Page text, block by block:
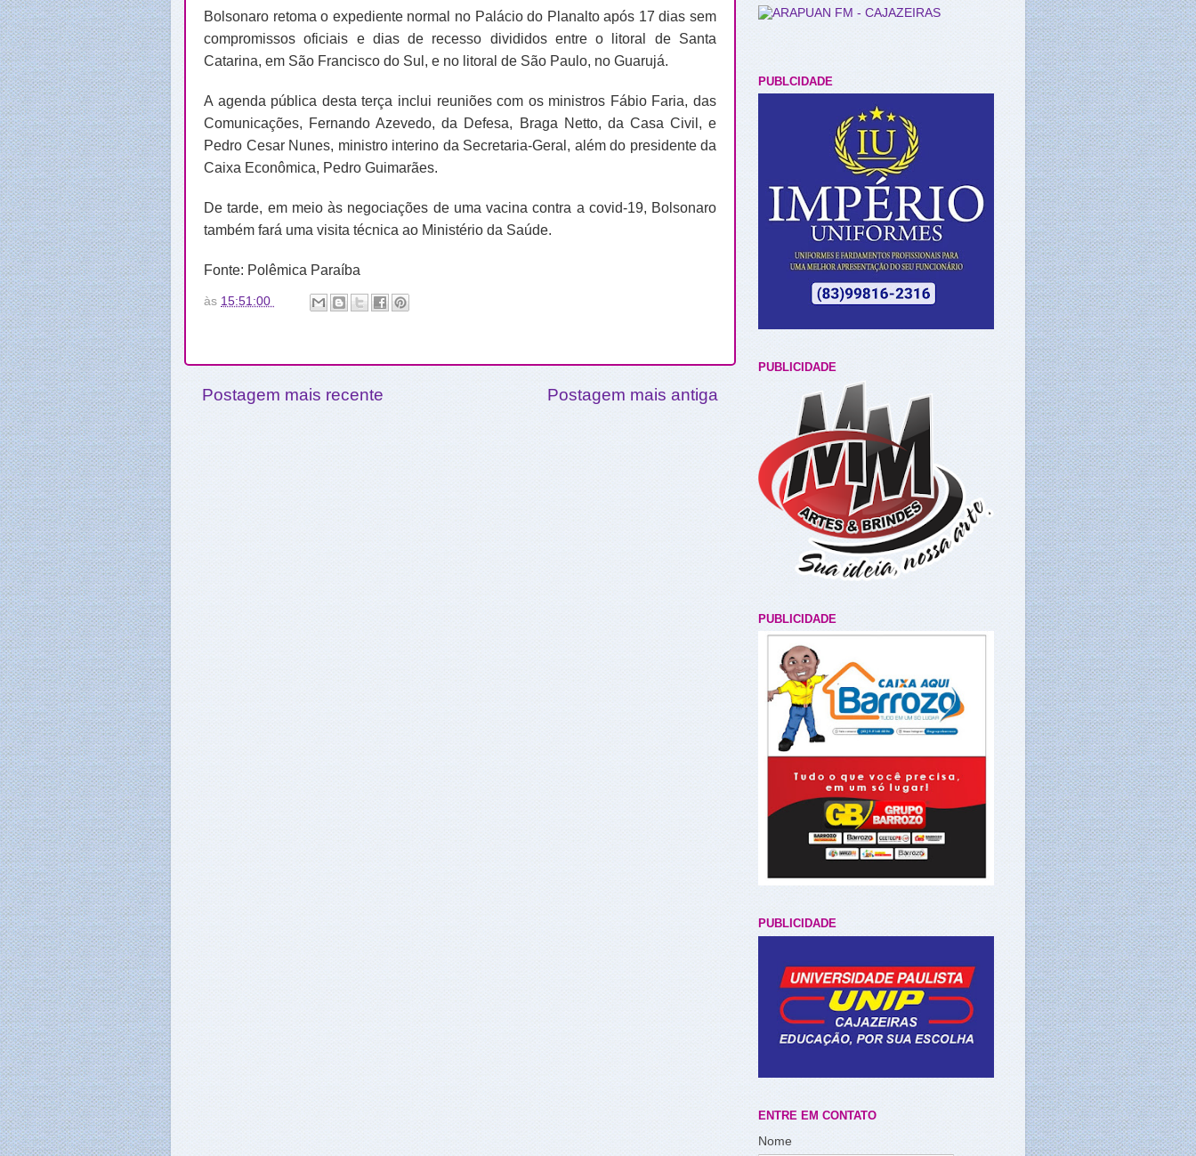
Bolsonaro retoma o expediente normal no Palácio do Planalto após 17 dias sem
compromissos oficiais e dias de recesso divididos entre o litoral de Santa
Catarina, em São Francisco do Sul, e no litoral de São Paulo, no Guarujá.
A agenda pública desta terça inclui reuniões com os ministros Fábio Faria, das
Comunicações, Fernando Azevedo, da Defesa, Braga Netto, da Casa Civil, e
Pedro Cesar Nunes, ministro interino da Secretaria-Geral, além do presidente da
Caixa Econômica, Pedro Guimarães.
De tarde, em meio às negociações de uma vacina contra a covid-19, Bolsonaro
também fará uma visita técnica ao Ministério da Saúde.
Fonte: Polêmica Paraíba
às 15:51:00
Postagem mais recente Postagem mais antiga
PUBLCIDADE
PUBLICIDADE
PUBLICIDADE
PUBLICIDADE
ENTRE EM CONTATO
Nome